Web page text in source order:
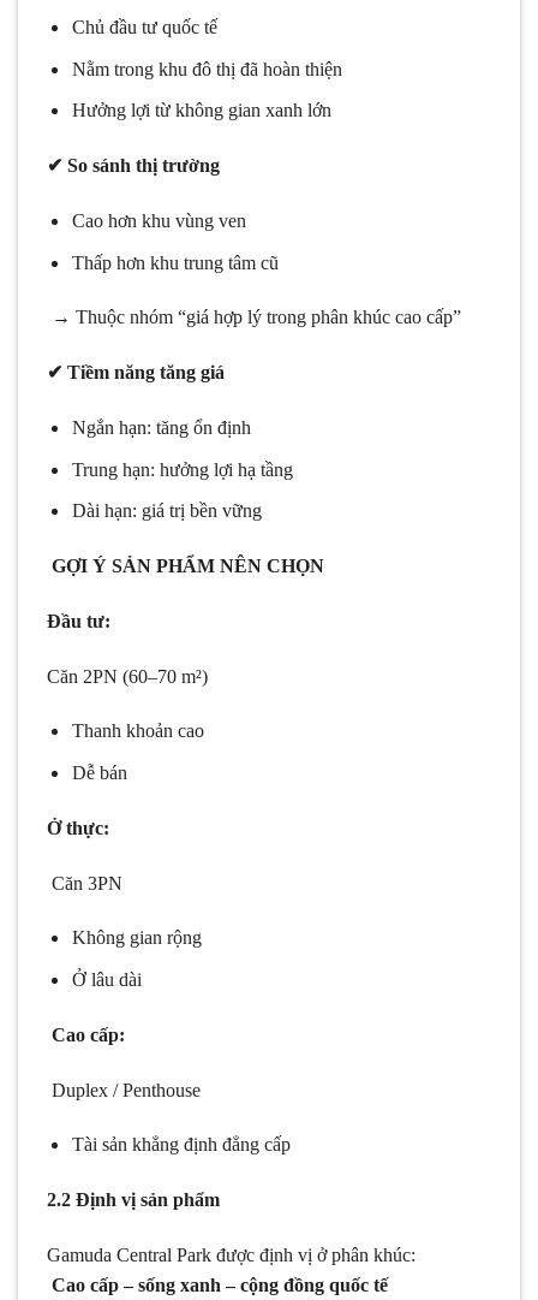
Chủ đầu tư quốc tế
Nằm trong khu đô thị đã hoàn thiện
Hưởng lợi từ không gian xanh lớn
✔ So sánh thị trường
Cao hơn khu vùng ven
Thấp hơn khu trung tâm cũ
→ Thuộc nhóm “giá hợp lý trong phân khúc cao cấp”
✔ Tiềm năng tăng giá
Ngắn hạn: tăng ổn định
Trung hạn: hưởng lợi hạ tầng
Dài hạn: giá trị bền vững
GỢI Ý SẢN PHẨM NÊN CHỌN
Đầu tư:
Căn 2PN (60–70 m²)
Thanh khoản cao
Dễ bán
Ở thực:
Căn 3PN
Không gian rộng
Ở lâu dài
Cao cấp:
Duplex / Penthouse
Tài sản khẳng định đẳng cấp
2.2 Định vị sản phẩm
Gamuda Central Park được định vị ở phân khúc:
Cao cấp – sống xanh – cộng đồng quốc tế